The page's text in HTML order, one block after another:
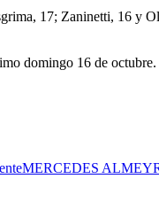
17; Zaninetti, 16 y
domingo 16 de octubre.
MERCEDES